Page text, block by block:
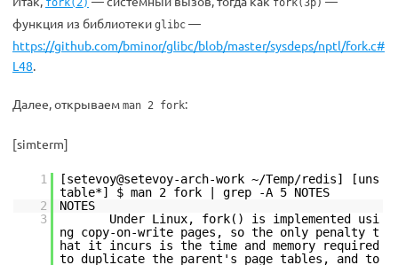
fork(2) fork(3p)
функция из библиотеки glibc —
https://github.com/bminor/glibc/blob/master/sysdeps/nptl/fork.c#
L48.
Далее, открываем man 2 fork:
[simterm]
1
[setevoy@setevoy-arch-work ~/Temp/redis] [uns
table*] $ man 2 fork | grep -A 5 NOTES
2
NOTES
3
Under Linux, fork() is implemented usi
ng copy-on-write pages, so the only penalty t
hat it incurs is the time and memory required
to duplicate the parent's page tables, and to